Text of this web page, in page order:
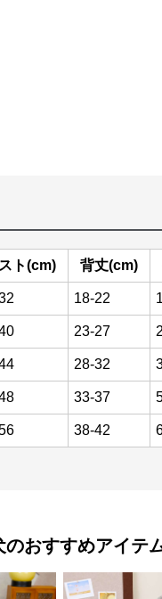
ト(cm) 背丈(cm)
18-22
23-27
28-32
33-37
38-42
のおすすめアイテ